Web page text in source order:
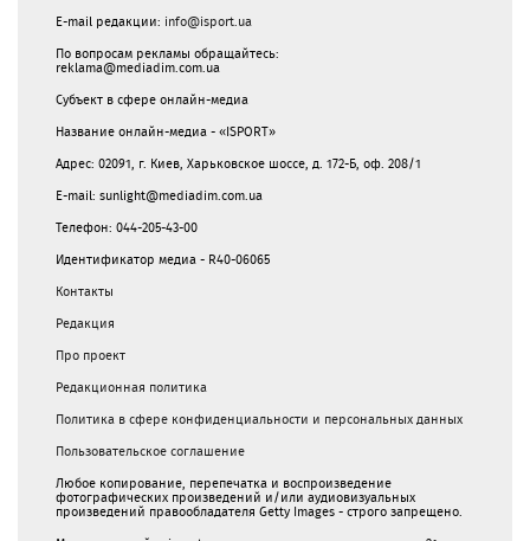
E-mail редакции: info@isport.ua
По вопросам рекламы обращайтесь:
reklama@mediadim.com.ua
Субъект в сфере онлайн-медиа
Название онлайн-медиа - «ISPORT»
Адрес: 02091, г. Киев, Харьковское шоссе, д. 172-Б, оф. 208/1
E-mail: sunlight@mediadim.com.ua
Телефон: 044-205-43-00
Идентификатор медиа - R40-06065
Контакты
Редакция
Про проект
Редакционная политика
Политика в сфере конфиденциальности и персональных данных
Пользовательское соглашение
Любое копирование, перепечатка и воспроизведение
фотографических произведений и/или аудиовизуальных
произведений правообладателя Getty Images - строго запрещено.